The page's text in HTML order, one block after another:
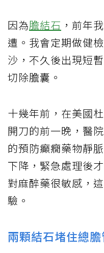
因為膽結石 ，前年
遭。我會定期做健
沙，不久後出現短
切除膽囊。
十幾年前，在美國
開刀的前一晚，醫
的預防癲癇藥物靜
下降，緊急處理後
對麻醉藥很敏感，
驗。
兩顆結石堵住總